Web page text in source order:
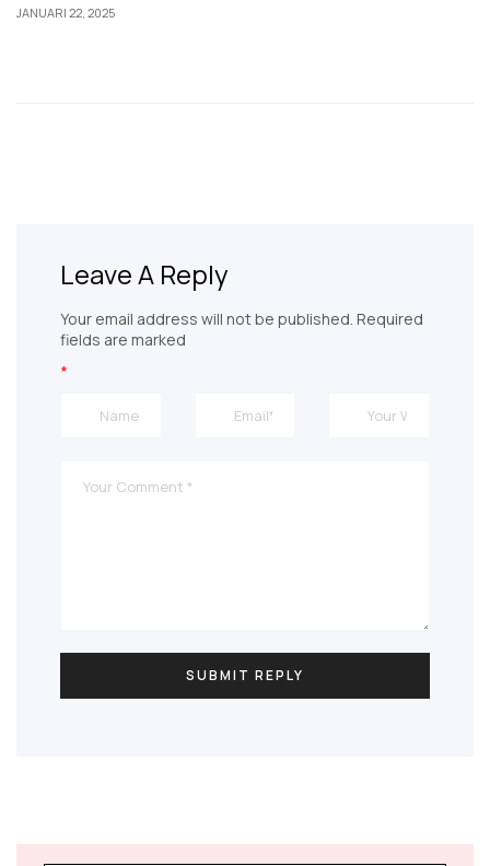
JANUARI 22, 2025
Leave A Reply
Your email address will not be published. Required
fields are marked
*